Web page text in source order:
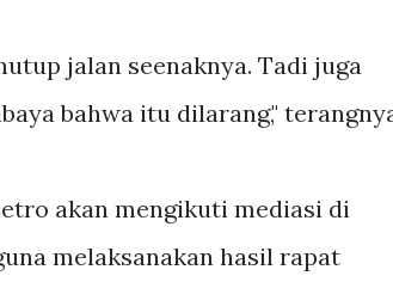
jalan seenaknya. Tadi juga
bahwa itu dilarang,"
akan mengikuti mediasi di
melaksanakan hasil rapat